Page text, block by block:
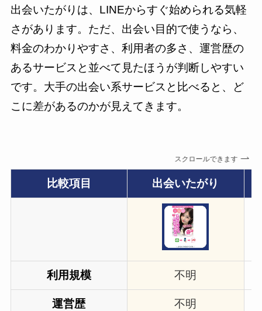
出会いたがりは、LINEからすぐ始められる気軽
さがあります。ただ、出会い目的で使うなら、
料金のわかりやすさ、利用者の多さ、運営歴の
あるサービスと並べて見たほうが判断しやすい
です。大手の出会い系サービスと比べると、ど
こに差があるのかが見えてきます。
スクロールできます
比較項目 出会いたがり
利用規模 不明
運営歴 不明